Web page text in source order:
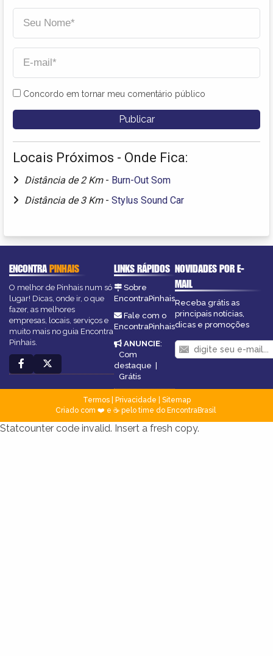
Concordo em tornar meu comentário público
Locais Próximos - Onde Fica:
Distância de 2 Km - Burn-Out Som
Distância de 3 Km - Stylus Sound Car
ENCONTRAPINHAIS
O melhor de Pinhais num só
lugar! Dicas, onde ir, o que
fazer, as melhores
empresas, locais, serviços e
muito mais no guia Encontra
Pinhais.
LINKS RÁPIDOS
Sobre
EncontraPinhais
Fale com o
EncontraPinhais
ANUNCIE:
Com
destaque |
Grátis
NOVIDADES POR E-
MAIL
Receba grátis as
principais notícias,
dicas e promoções
Termos| Privacidade
Sitemap
Criado com ❤️ e ☕ pelo time do EncontraBrasil
Statcounter code invalid. Insert a fresh copy.